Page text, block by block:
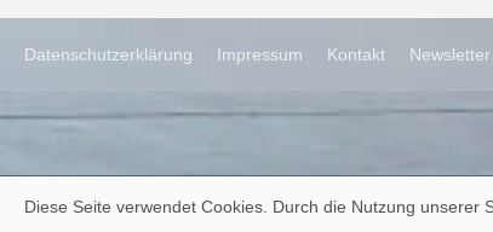
Datenschutzerklärung Impressum Kontakt Newsletter
Diese Seite verwendet Cookies. Durch die Nutzung unserer